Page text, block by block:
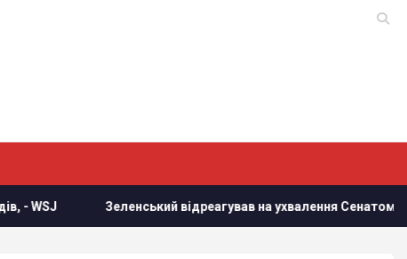
відреагував на ухвалення Сенатом США законопроєкту